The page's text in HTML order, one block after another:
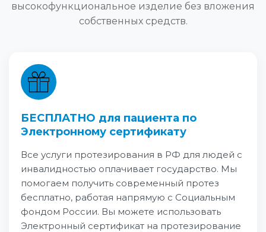
высокофункциональное изделие без вложения
собственных средств.
БЕСПЛАТНО для пациента по
Электронному сертификату
Все услуги протезирования в РФ для людей с
инвалидностью оплачивает государство. Мы
помогаем получить современный протез
бесплатно, работая напрямую с Социальным
фондом России. Вы можете использовать
Электронный сертификат на протезирование